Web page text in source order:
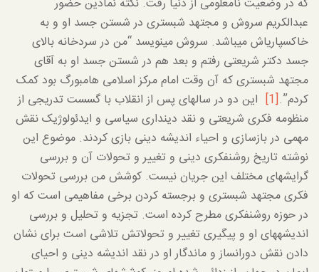
عبدالکریم سروش و مجتهد شبستری در شستن جسد او و به
خاکسپاری­اش می­باشد. سروش می­نویسد “من در سردخانه بالای
جسد دکتر شریعتی رفتم و بعد هم در شستن جسد او به آقای
مجتهد شبستری که آن وقت امام مرکز اسلامی هامبورگ بود کمک
کردم”.[1]
این دو در سال­های پس از انقلاب با گسست تدریجی از
منظومه فکری شریعتی و نقد دینداری سیاسی و ایدئولوژیک نقش
مهمی در بازسازی و احیاء اندیشه دینی بازی کردند. موضوع این
نوشته تاریخ روشنفکری دینی و تغییر و تحولات آن و بررسی
گرایش­های مختلف این جریان نیست. کوشش من بررسی تحولات
فکری مجتهد شبستری و برجسته کردن برخی مفاهیمی است که او
در حوزه روشنفکری مطرح کرده است. تجزیه و تحلیل و بررسی
اندیشه­های او و پی­گیری تغییر و تحولاتش تلاشی است برای نشان
دادن نقش دوران­ساز و ماندگار او در نقد اندیشه دینی و احیای